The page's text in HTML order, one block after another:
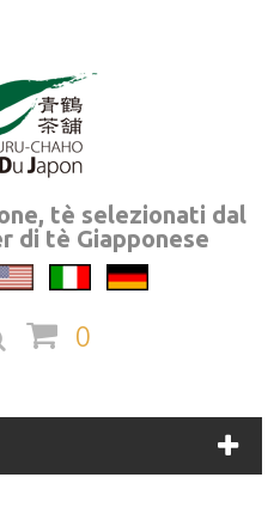
tè selezionati dal
di tè Giapponese
0